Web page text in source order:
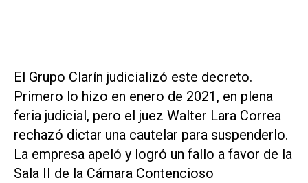
El Grupo Clarín judicializó este decreto.
Primero lo hizo en enero de 2021, en plena
feria judicial, pero el juez Walter Lara Correa
rechazó dictar una cautelar para suspenderlo.
La empresa apeló y logró un fallo a favor de la
Sala II de la Cámara Contencioso